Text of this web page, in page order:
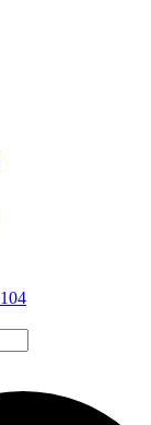
104